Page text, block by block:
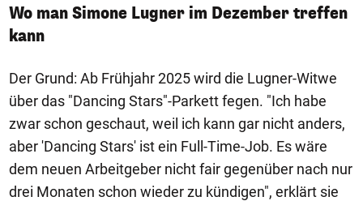
Wo man Simone Lugner im Dezember treffen
kann
Der Grund: Ab Frühjahr 2025 wird die Lugner-Witwe
über das "Dancing Stars"-Parkett fegen. "Ich habe
zwar schon geschaut, weil ich kann gar nicht anders,
aber 'Dancing Stars' ist ein Full-Time-Job. Es wäre
dem neuen Arbeitgeber nicht fair gegenüber nach nur
drei Monaten schon wieder zu kündigen", erklärt sie